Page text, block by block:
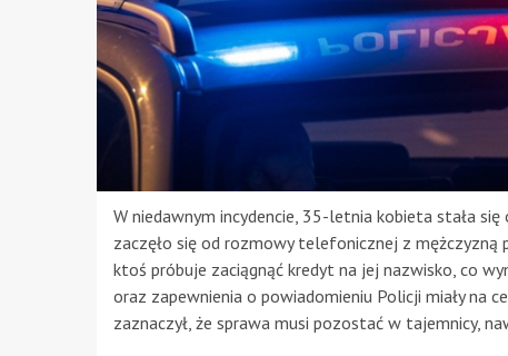
W niedawnym incydencie, 35-letnia kobieta stała
zaczęło się od rozmowy telefonicznej z mężczyzną
ktoś próbuje zaciągnąć kredyt na jej nazwisko, co
oraz zapewnienia o powiadomieniu Policji miały na
zaznaczył, że sprawa musi pozostać w tajemnicy,